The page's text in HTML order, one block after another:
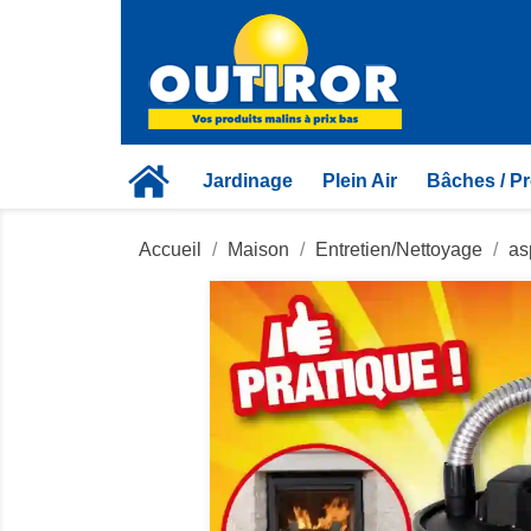
Jardinage Plein Air Bâches /
Accueil Maison Entretien/Nettoyage